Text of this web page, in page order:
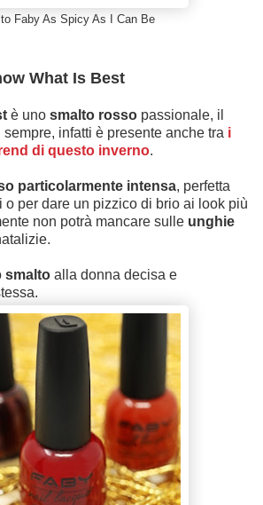
Faby As Spicy As I Can Be
What Is Best
è uno smalto rosso passionale, il
infatti è presente anche tra i
di questo inverno.
particolarmente intensa, perfetta
o per dare un pizzico di brio ai look più
non potrà mancare sulle unghie
smalto alla donna decisa e